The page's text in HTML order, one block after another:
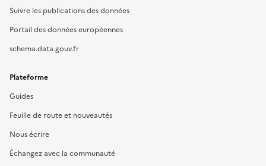
Suivre les publications des données
Portail des données européennes
schema.data.gouv.fr
Plateforme
Guides
Feuille de route et nouveautés
Nous écrire
Échangez avec la communauté